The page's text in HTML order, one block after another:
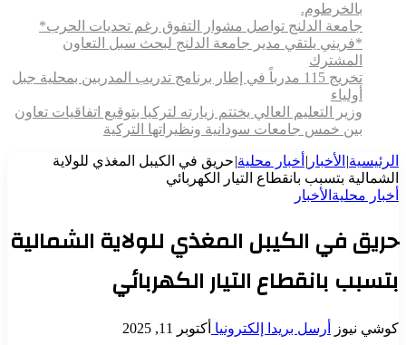
بالخرطوم.
جامعة الدلنج تواصل مشوار التفوق رغم تحديات الحرب*
*فريني يلتقي مدير جامعة الدلنج لبحث سبل التعاون
المشترك
تخريج 115 مدرباً في إطار برنامج تدريب المدربين بمحلية جبل
أولياء
وزير التعليم العالي يختتم زيارته لتركيا بتوقيع اتفاقيات تعاون
بين خمس جامعات سودانية ونظيراتها التركية
الرئيسية| الأخبار | أخبار محلية|حريق في الكيبل المغذي للولاية
الشمالية بتسبب بانقطاع التيار الكهربائي
أخبار محلية الأخبار
حريق في الكيبل المغذي للولاية الشمالية
بتسبب بانقطاع التيار الكهربائي
كوشي نيوز أرسل بريدا إلكترونيا أكتوبر 11, 2025